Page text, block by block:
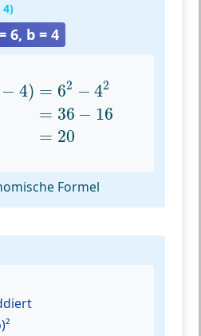
4)
6, b = 4
− 4) = 62 − 42
= 36 − 16
= 20
62 2= −16
Formel